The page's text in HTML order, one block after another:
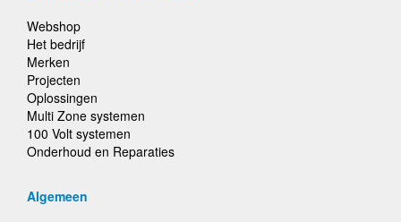
Webshop
Het bedrijf
Merken
Projecten
Oplossingen
Multi Zone systemen
100 Volt systemen
Onderhoud en Reparaties
Algemeen